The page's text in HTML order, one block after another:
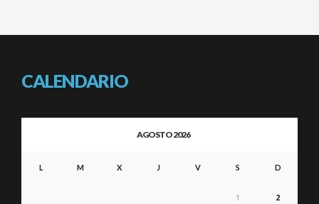
CALENDARIO
AGOSTO 2026
L M X J V S D
1 2